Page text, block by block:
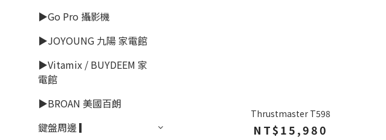
▶Go Pro 攝影機
▶JOYOUNG 九陽 家電館
▶Vitamix / BUYDEEM 家
電館
▶BROAN 美國百朗
鍵盤周邊 ▎
Thrustmaster T598
NT$15,980